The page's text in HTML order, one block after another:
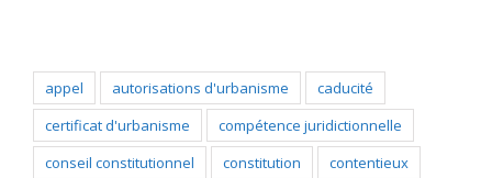
appel autorisations d'urbanisme
caducité
certificat d'urbanisme
compétence juridictionnelle
conseil constitutionnel
constitution
contentieux